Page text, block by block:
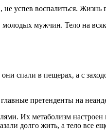
успев воспалиться. Жизнь
мужчин. Тело на
спали в пещерах, а с
претенденты на
Их метаболизм
долго жить, а тело все